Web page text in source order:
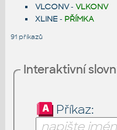
VLCONV- VLKONV
XLINE- PŘÍMKA
91 příkazů
Interaktivní
Příkaz: